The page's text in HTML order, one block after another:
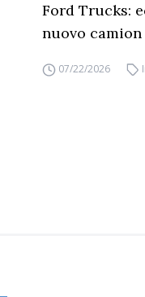
Ford Trucks:
nuovo
07/22/2026